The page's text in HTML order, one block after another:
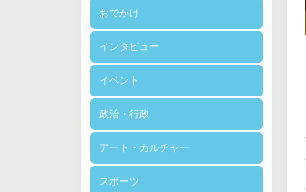
おでかけ
インタビュー
イベント
政治・行政
アート・カルチャー
スポーツ